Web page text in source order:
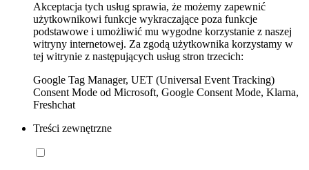
Akceptacja tych usług sprawia, że możemy zapewnić
użytkownikowi funkcje wykraczające poza funkcje
podstawowe i umożliwić mu wygodne korzystanie z naszej
witryny internetowej. Za zgodą użytkownika korzystamy w
tej witrynie z następujących usług stron trzecich:
Google Tag Manager, UET (Universal Event Tracking)
Consent Mode od Microsoft, Google Consent Mode, Klarna,
Freshchat
Treści zewnętrzne